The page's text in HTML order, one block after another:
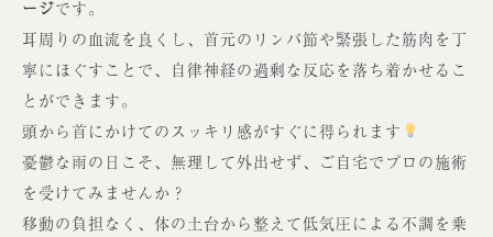
ージです。
耳周りの血流を良くし、首元のリンパ節や緊張した筋肉を丁
寧にほぐすことで、自律神経の過剰な反応を落ち着かせるこ
とができます。
頭から首にかけてのスッキリ感がすぐに得られます
憂鬱な雨の日こそ、無理して外出せず、ご自宅でプロの施術
を受けてみませんか？
移動の負担なく、体の土台から整えて低気圧による不調を乗